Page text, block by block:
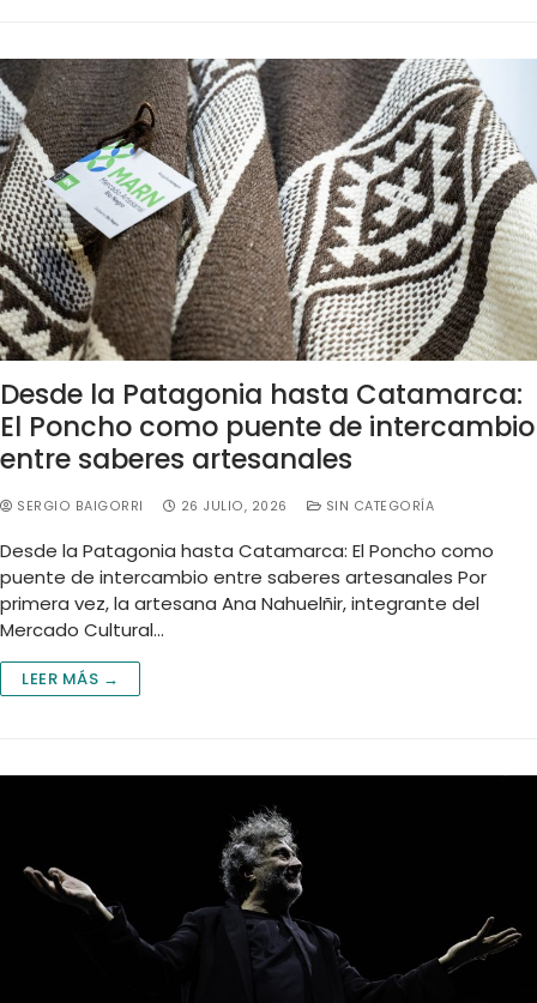
Desde la Patagonia hasta Catamarca:
El Poncho como puente de intercambio
entre saberes artesanales
SERGIO BAIGORRI 26 JULIO, 2026 SIN CATEGORÍA
Desde la Patagonia hasta Catamarca: El Poncho como
puente de intercambio entre saberes artesanales Por
primera vez, la artesana Ana Nahuelñir, integrante del
Mercado Cultural…
LEER MÁS →